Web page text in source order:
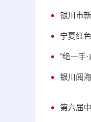
银川市
宁夏红
“绝一手
银川阅
第六届